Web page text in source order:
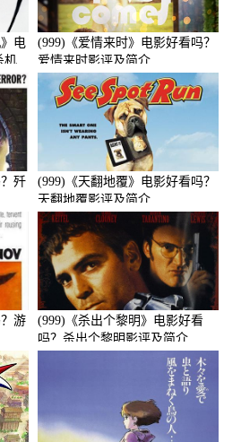
电
机
(999)《爱情来时》电影好看吗？
爱情来时影评及简介
歼
(999)《天翻地覆》电影好看吗？
天翻地覆影评及简介
游
(999)《杀出个黎明》电影好看
吗？杀出个黎明影评及简介